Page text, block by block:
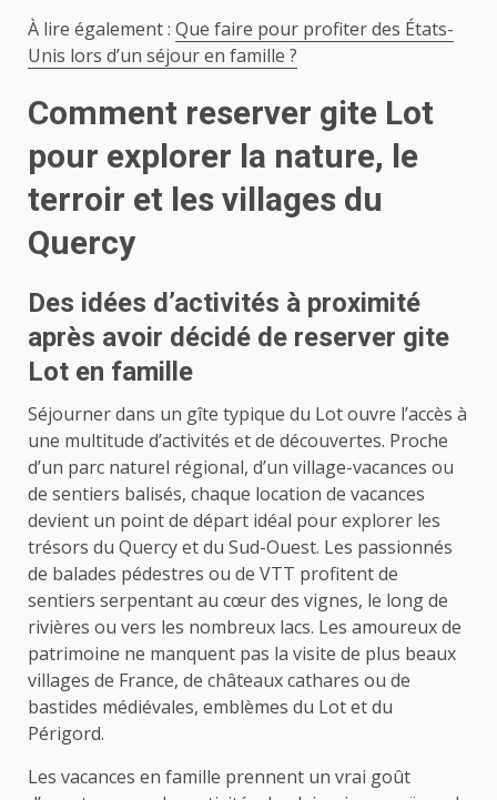
À lire également : Que faire pour profiter des États-
Unis lors d’un séjour en famille ?
Comment reserver gite Lot
pour explorer la nature, le
terroir et les villages du
Quercy
Des idées d’activités à proximité
après avoir décidé de reserver gite
Lot en famille
Séjourner dans un gîte typique du Lot ouvre l’accès à
une multitude d’activités et de découvertes. Proche
d’un parc naturel régional, d’un village-vacances ou
de sentiers balisés, chaque location de vacances
devient un point de départ idéal pour explorer les
trésors du Quercy et du Sud-Ouest. Les passionnés
de balades pédestres ou de VTT profitent de
sentiers serpentant au cœur des vignes, le long de
rivières ou vers les nombreux lacs. Les amoureux de
patrimoine ne manquent pas la visite de plus beaux
villages de France, de châteaux cathares ou de
bastides médiévales, emblèmes du Lot et du
Périgord.
Les vacances en famille prennent un vrai goût